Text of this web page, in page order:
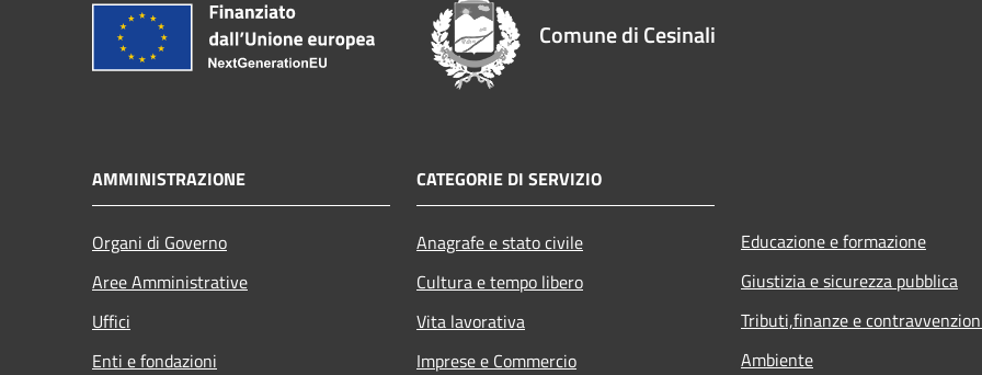
Comune di Cesinali
AMMINISTRAZIONE
Organi di Governo
Aree Amministrative
Uffici
Enti e fondazioni
CATEGORIE DI SERVIZIO
Anagrafe e stato civile
Cultura e tempo libero
Vita lavorativa
Imprese e Commercio
Educazione e formazione
Giustizia e sicurezza pubblica
Tributi,finanze e
Ambiente